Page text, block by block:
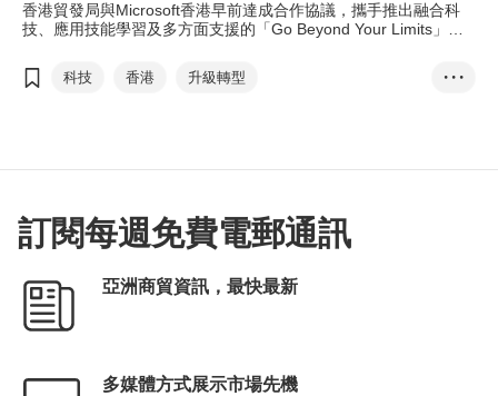
香港貿發局與Microsoft香港早前達成合作協議，攜手推出融合科
技、應用技能學習及多方面支援的「Go Beyond Your Limits」計
作坊，邀請專家解構Microsoft Dynamics 365 Business Central作
為一站式ERP系統，如何協助企業在營運上更得心應手，事半功
科技 香港
升級轉型
• • •
訂閱每週免費電郵通訊
亞洲商貿資訊，最快最新
多媒體方式展示市場先機